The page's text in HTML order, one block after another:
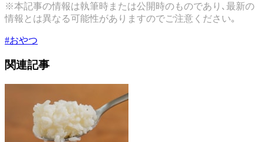
※本記事の情報は執筆時または公開時のものであり､最新の
情報とは異なる可能性がありますのでご注意ください｡
#おやつ
関連記事